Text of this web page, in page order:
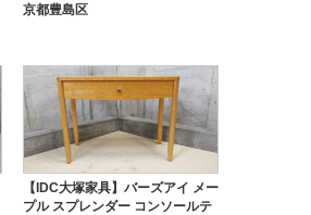
京都豊島区
【IDC大塚家具】バーズアイ メー
プル スプレンダー コンソールテ